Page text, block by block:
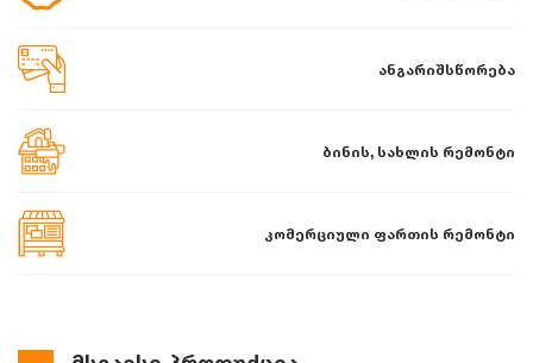
ანგარიშსწორება
ბინის, სახლის რემონტი
კომერციული ფართის რემონტი